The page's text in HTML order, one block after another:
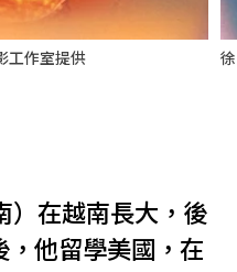
工作室提供
）在越南長大，後
，他留學美國，在